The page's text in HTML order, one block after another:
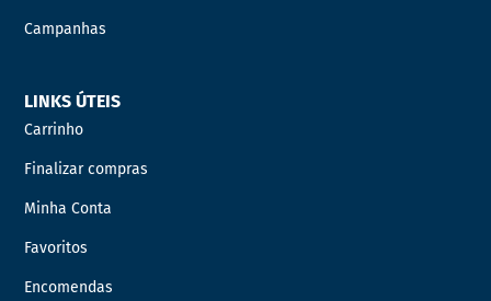
Campanhas
LINKS ÚTEIS
Carrinho
Finalizar compras
Minha Conta
Favoritos
Encomendas